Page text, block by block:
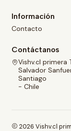
Información
Contacto
Contáctanos
Vishv.cl primera
Salvador
Santiago
- Chile
2026 Vishv.cl